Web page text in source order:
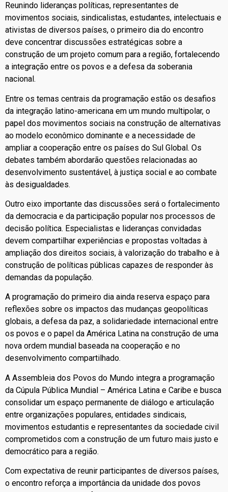
Reunindo lideranças políticas, representantes de
movimentos sociais, sindicalistas, estudantes, intelectuais e
ativistas de diversos países, o primeiro dia do encontro
deve concentrar discussões estratégicas sobre a
construção de um projeto comum para a região, fortalecendo
a integração entre os povos e a defesa da soberania
nacional.
Entre os temas centrais da programação estão os desafios
da integração latino-americana em um mundo multipolar, o
papel dos movimentos sociais na construção de alternativas
ao modelo econômico dominante e a necessidade de
ampliar a cooperação entre os países do Sul Global. Os
debates também abordarão questões relacionadas ao
desenvolvimento sustentável, à justiça social e ao combate
às desigualdades.
Outro eixo importante das discussões será o fortalecimento
da democracia e da participação popular nos processos de
decisão política. Especialistas e lideranças convidadas
devem compartilhar experiências e propostas voltadas à
ampliação dos direitos sociais, à valorização do trabalho e à
construção de políticas públicas capazes de responder às
demandas da população.
A programação do primeiro dia ainda reserva espaço para
reflexões sobre os impactos das mudanças geopolíticas
globais, a defesa da paz, a solidariedade internacional entre
os povos e o papel da América Latina na construção de uma
nova ordem mundial baseada na cooperação e no
desenvolvimento compartilhado.
A Assembleia dos Povos do Mundo integra a programação
da Cúpula Pública Mundial – América Latina e Caribe e busca
consolidar um espaço permanente de diálogo e articulação
entre organizações populares, entidades sindicais,
movimentos estudantis e representantes da sociedade civil
comprometidos com a construção de um futuro mais justo e
democrático para a região.
Com expectativa de reunir participantes de diversos países,
o encontro reforça a importância da unidade dos povos